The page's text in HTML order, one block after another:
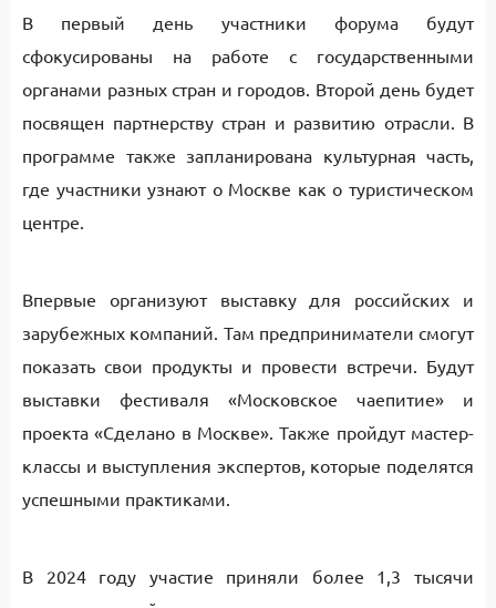
В первый день участники форума будут
сфокусированы на работе с государственными
органами разных стран и городов. Второй день будет
посвящен партнерству стран и развитию отрасли. В
программе также запланирована культурная часть,
где участники узнают о Москве как о туристическом
центре.
Впервые организуют выставку для российских и
зарубежных компаний. Там предприниматели смогут
показать свои продукты и провести встречи. Будут
выставки фестиваля «Московское чаепитие» и
проекта «Сделано в Москве». Также пройдут мастер-
классы и выступления экспертов, которые поделятся
успешными практиками.
В 2024 году участие приняли более 1,3 тысячи